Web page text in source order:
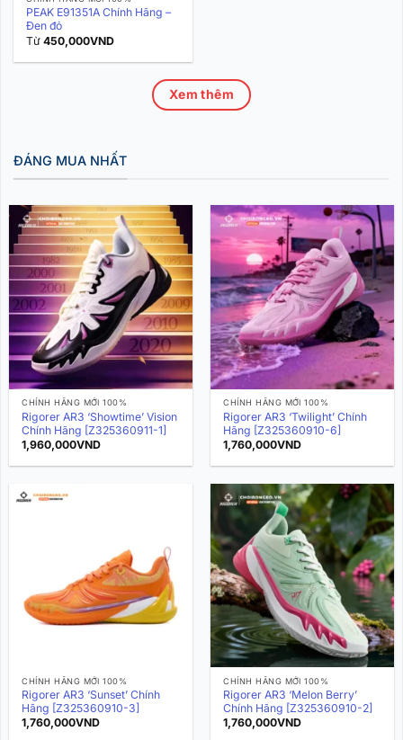
PEAK E91351A Chính Hãng –
Đen đỏ
Từ450,000VND
Xem thêm
ĐÁNG MUA NHẤT
CHÍNH HÃNG MỚI 100%
Rigorer AR3 ‘Showtime’ Vision
Chính Hãng [Z325360911-1]
1,960,000VND
CHÍNH HÃNG MỚI 100%
Rigorer AR3 ‘Twilight’ Chính
Hãng [Z325360910-6]
1,760,000VND
CHÍNH HÃNG MỚI 100%
Rigorer AR3 ‘Sunset’ Chính
Hãng [Z325360910-3]
1,760,000VND
CHÍNH HÃNG MỚI 100%
Rigorer AR3 ‘Melon Berry’
Chính Hãng [Z325360910-2]
1,760,000VND